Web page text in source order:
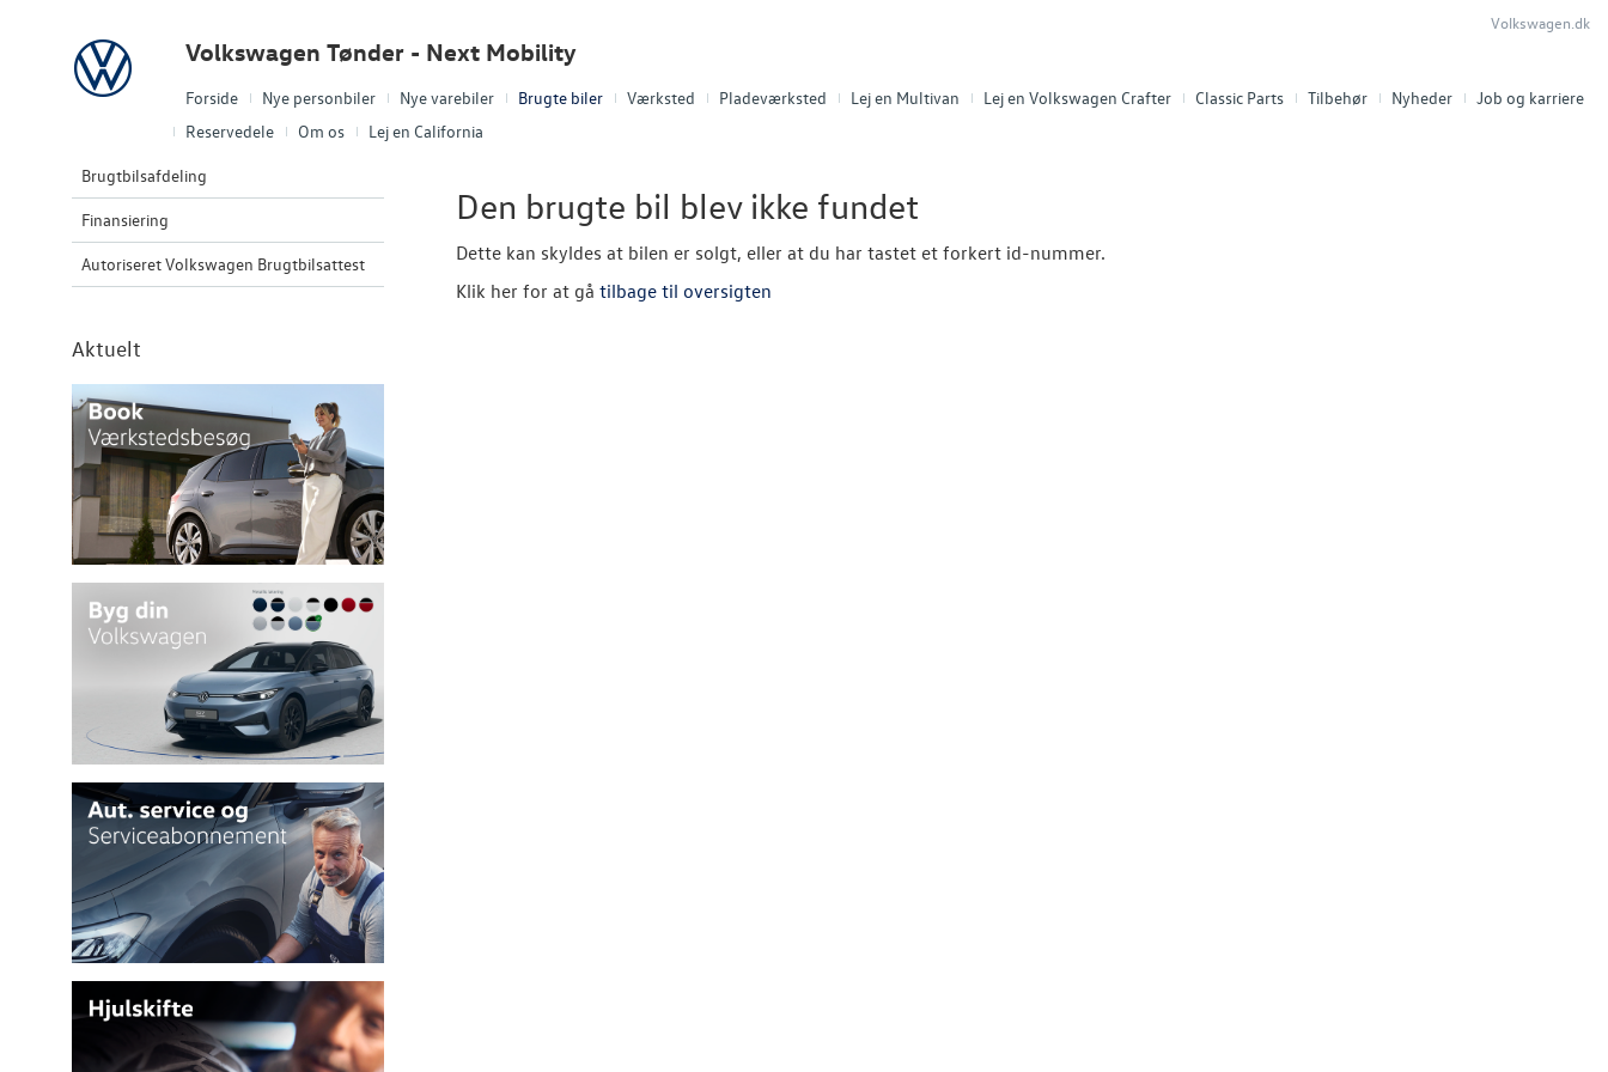
Forside Nye personbiler Nye varebiler Brugte biler Værksted Pladeværksted Lej en Multivan Lej en Volkswagen Crafter Classic Parts Tilbehør Nyheder
Job og karriere
Reservedele
Om os Lej en California
Volkswagen Volkswagen Tønder - Next Mobility
Volkswagen.dk
Brugtbilsafdeling
Finansiering
Autoriseret Volkswagen Brugtbilsattest
Aktuelt
Den brugte bil blev ikke fundet
Dette kan skyldes at bilen er solgt, eller at du har tastet et forkert id-nummer.
Klik her for at gå tilbage til oversigten